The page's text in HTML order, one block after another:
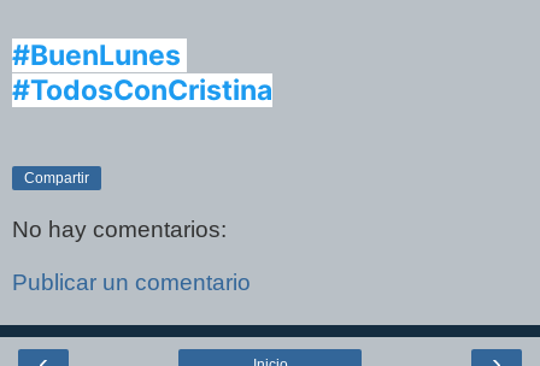
#BuenLunes
#TodosConCristina
Compartir
No hay comentarios:
Publicar un comentario